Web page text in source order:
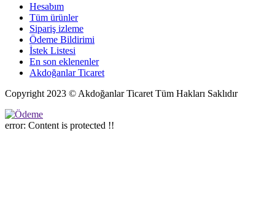
Hesabım
Tüm ürünler
Sipariş izleme
Ödeme Bildirimi
İstek Listesi
En son eklenenler
Akdoğanlar Ticaret
Copyright 2023 © Akdoğanlar Ticaret Tüm Hakları Saklıdır
error: Content is protected !!